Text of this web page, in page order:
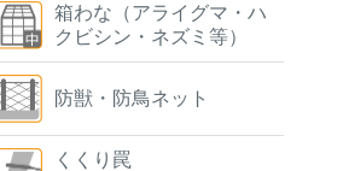
箱わな（アライグマ・ハ
クビシン・ネズミ等）
防獣・防鳥ネット
くくり罠